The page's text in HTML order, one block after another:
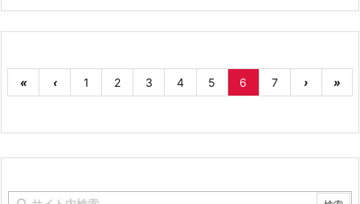
« ‹ 1 2 3 4 5 6 7 › »